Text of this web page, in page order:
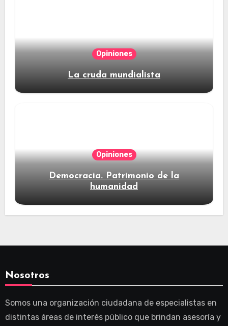
Opiniones
La cruda mundialista
Opiniones
Democracia. Patrimonio de la
humanidad
Nosotros
Somos una organización ciudadana de especialistas en
distintas áreas de interés público que brindan asesoría y